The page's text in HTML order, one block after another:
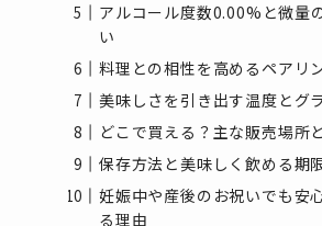
アルコール度数0.00%と微量
い
料理との相性を高めるペアリ
美味しさを引き出す温度とグ
どこで買える？主な販売場所
保存方法と美味しく飲める期
妊娠中や産後のお祝いでも安
る理由